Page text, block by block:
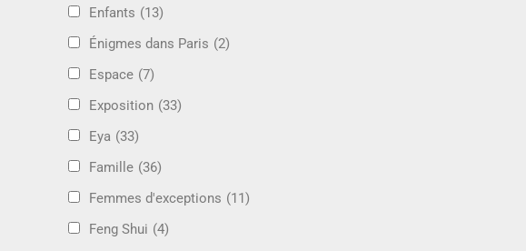
Enfants (13)
Énigmes dans Paris (2)
Espace (7)
Exposition (33)
Eya (33)
Famille (36)
Femmes d'exceptions (11)
Feng Shui (4)